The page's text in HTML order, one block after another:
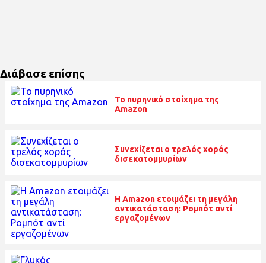
Διάβασε επίσης
Το πυρηνικό στοίχημα της
Amazon
Συνεχίζεται ο τρελός χορός
δισεκατομμυρίων
Η Amazon ετοιμάζει τη μεγάλη
αντικατάσταση: Ρομπότ αντί
εργαζομένων